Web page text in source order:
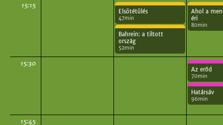
15:15
Elsötétülés
47min
Bahrein: a tiltott
ország
52min
Ahol a
éri
80min
15:30
Az erőd
70min
Határsáv
96min
15:45